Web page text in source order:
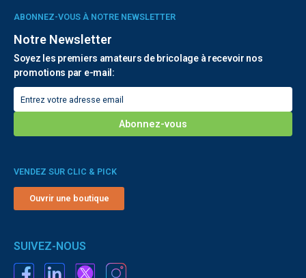
ABONNEZ-VOUS À NOTRE NEWSLETTER
Notre Newsletter
Soyez les premiers amateurs de bricolage à recevoir nos
promotions par e-mail:
VENDEZ SUR CLIC & PICK
Ouvrir une boutique
SUIVEZ-NOUS